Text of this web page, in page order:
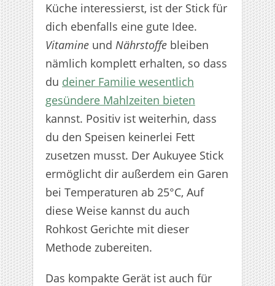
Küche interessierst, ist der Stick für
dich ebenfalls eine gute Idee.
Vitamine und Nährstoffe bleiben
nämlich komplett erhalten, so dass
du deiner Familie wesentlich
gesündere Mahlzeiten bieten
kannst. Positiv ist weiterhin, dass
du den Speisen keinerlei Fett
zusetzen musst. Der Aukuyee Stick
ermöglicht dir außerdem ein Garen
bei Temperaturen ab 25°C, Auf
diese Weise kannst du auch
Rohkost Gerichte mit dieser
Methode zubereiten.
Das kompakte Gerät ist auch für